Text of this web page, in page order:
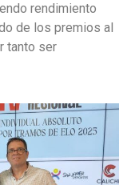
rendimiento
de los premios al
tanto ser